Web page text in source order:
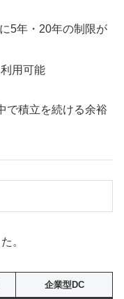
5年・20年の制限が
用可能
で積立を続ける余裕
。
企業型DC